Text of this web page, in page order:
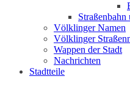
Völklinger Namen
Völklinger
Wappen der Stadt
Nachrichten
Stadtteile